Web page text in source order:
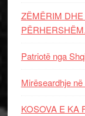
ZËMËRIM
Patriotë nga
Mirëseardhje
KOSOVA E KA